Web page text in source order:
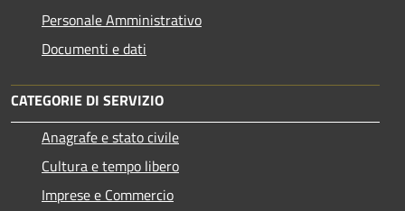
Personale Amministrativo
Documenti e dati
CATEGORIE DI SERVIZIO
Anagrafe e stato civile
Cultura e tempo libero
Imprese e Commercio